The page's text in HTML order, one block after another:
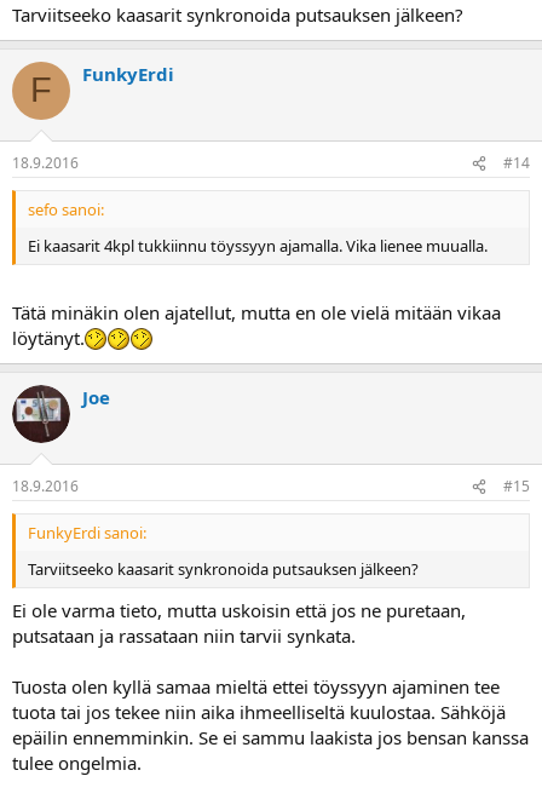
Tarviitseeko kaasarit synkronoida putsauksen jälkeen?
F FunkyErdi
18.9.2016 #14
sefo sanoi:
Ei kaasarit 4kpl tukkiinnu töyssyyn ajamalla. Vika lienee muualla.
Tätä minäkin olen ajatellut, mutta en ole vielä mitään vikaa
löytänyt.
Joe
18.9.2016 #15
FunkyErdi sanoi:
Tarviitseeko kaasarit synkronoida putsauksen jälkeen?
Ei ole varma tieto, mutta uskoisin että jos ne puretaan,
putsataan ja rassataan niin tarvii synkata.
Tuosta olen kyllä samaa mieltä ettei töyssyyn ajaminen tee
tuota tai jos tekee niin aika ihmeelliseltä kuulostaa. Sähköjä
epäilin ennemminkin. Se ei sammu laakista jos bensan kanssa
tulee ongelmia.